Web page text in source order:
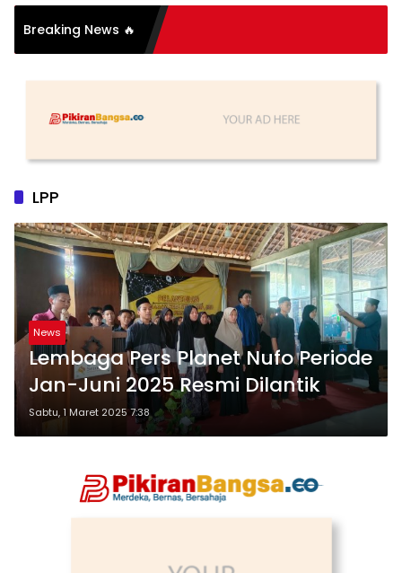
Breaking News 🔥
Sederhana, Katanya
LPP
News
Lembaga Pers Planet Nufo Periode
Jan-Juni 2025 Resmi Dilantik
Sabtu, 1 Maret 2025 7:38